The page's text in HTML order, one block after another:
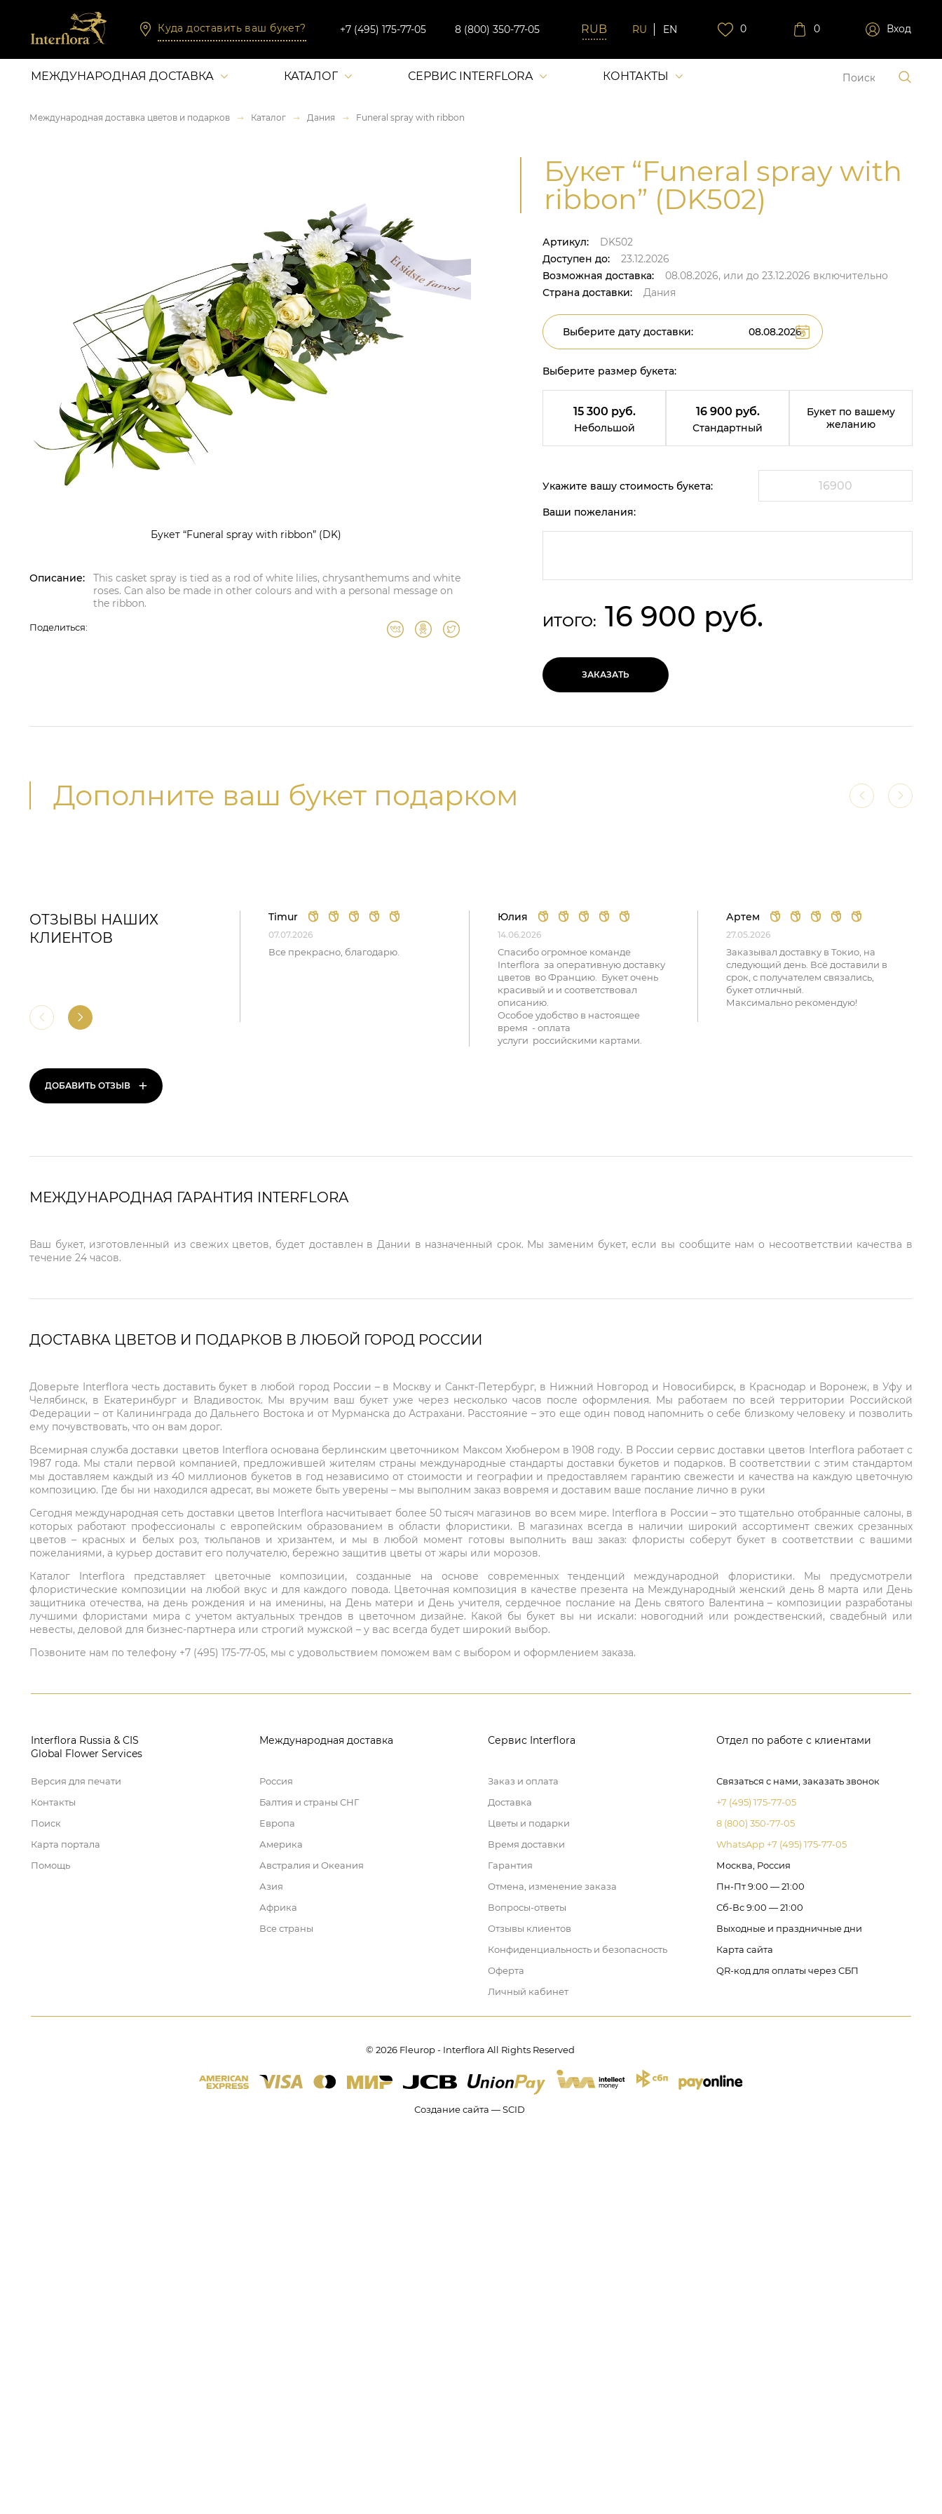
Куда доставить ваш букет? +7 (495) 175-77-05 8 (800) 350-77-05 RU EN 0 0 Вход
МЕЖДУНАРОДНАЯ ДОСТАВКА КАТАЛОГ СЕРВИС INTERFLORA КОНТАКТЫ
Международная доставка цветов и подарков Каталог Дания Funeral spray with ribbon
Букет “Funeral spray with ribbon” (DK)
Описание:
This casket spray is tied as a rod of white lilies, chrysanthemums and white
roses. Can also be made in other colours and with a personal message on
the ribbon.
Поделиться:
Букет “Funeral spray with
ribbon” (DK502)
Артикул:
DK502
Доступен до:
23.12.2026
Возможная доставка:
08.08.2026, или до 23.12.2026 включительно
Страна доставки:
Дания
Выберите дату доставки:
Выберите размер букета:
15 300 руб.
Небольшой
16 900 руб.
Стандартный
Букет по вашему
желанию
Укажите вашу стоимость букета:
Ваши пожелания:
ИТОГО: 16 900 руб.
ЗАКАЗАТЬ
Дополните ваш букет подарком
ОТЗЫВЫ НАШИХ
КЛИЕНТОВ
ДОБАВИТЬ ОТЗЫВ +
Timur
07.07.2026
Все прекрасно, благодарю.
Юлия
14.06.2026
Спасибо огромное команде
Interflora за оперативную доставку
цветов во Францию. Букет очень
красивый и и соответствовал
описанию.
Особое удобство в настоящее
время - оплата
услуги российскими картами.
Артем
27.05.2026
Заказывал доставку в Токио, на
следующий день. Всё доставили в
срок, с получателем связались,
букет отличный.
Максимально рекомендую!
МЕЖДУНАРОДНАЯ ГАРАНТИЯ INTERFLORA
Ваш букет, изготовленный из свежих цветов, будет доставлен в Дании в назначенный срок. Мы заменим букет, если вы сообщите нам о несоответствии качества в
течение 24 часов.
ДОСТАВКА ЦВЕТОВ И ПОДАРКОВ В ЛЮБОЙ ГОРОД РОССИИ
Доверьте Interflora честь доставить букет в любой город России – в Москву и Санкт-Петербург, в Нижний Новгород и Новосибирск, в Краснодар и Воронеж, в Уфу и
Челябинск, в Екатеринбург и Владивосток. Мы вручим ваш букет уже через несколько часов после оформления. Мы работаем по всей территории Российской
Федерации – от Калининграда до Дальнего Востока и от Мурманска до Астрахани. Расстояние – это еще один повод напомнить о себе близкому человеку и позволить
ему почувствовать, что он вам дорог.
Всемирная служба доставки цветов Interflora основана берлинским цветочником Максом Хюбнером в 1908 году. В России сервис доставки цветов Interflora работает с
1987 года. Мы стали первой компанией, предложившей жителям страны международные стандарты доставки букетов и подарков. В соответствии с этим стандартом
мы доставляем каждый из 40 миллионов букетов в год независимо от стоимости и географии и предоставляем гарантию свежести и качества на каждую цветочную
композицию. Где бы ни находился адресат, вы можете быть уверены – мы выполним заказ вовремя и доставим ваше послание лично в руки
Сегодня международная сеть доставки цветов Interflora насчитывает более 50 тысяч магазинов во всем мире. Interflora в России – это тщательно отобранные салоны, в
которых работают профессионалы с европейским образованием в области флористики. В магазинах всегда в наличии широкий ассортимент свежих срезанных
цветов – красных и белых роз, тюльпанов и хризантем, и мы в любой момент готовы выполнить ваш заказ: флористы соберут букет в соответствии с вашими
пожеланиями, а курьер доставит его получателю, бережно защитив цветы от жары или морозов.
Каталог Interflora представляет цветочные композиции, созданные на основе современных тенденций международной флористики. Мы предусмотрели
флористические композиции на любой вкус и для каждого повода. Цветочная композиция в качестве презента на Международный женский день 8 марта или День
защитника отечества, на день рождения и на именины, на День матери и День учителя, сердечное послание на День святого Валентина – композиции разработаны
лучшими флористами мира с учетом актуальных трендов в цветочном дизайне. Какой бы букет вы ни искали: новогодний или рождественский, свадебный или
невесты, деловой для бизнес-партнера или строгий мужской – у вас всегда будет широкий выбор.
Позвоните нам по телефону +7 (495) 175-77-05, мы с удовольствием поможем вам с выбором и оформлением заказа.
Interflora Russia & CIS
Global Flower Services
Версия для печати
Контакты
Поиск
Карта портала
Помощь
Международная доставка
Россия
Балтия и страны СНГ
Европа
Америка
Австралия и Океания
Азия
Африка
Все страны
Сервис Interflora
Заказ и оплата
Доставка
Цветы и подарки
Время доставки
Гарантия
Отмена, изменение заказа
Вопросы-ответы
Отзывы клиентов
Конфиденциальность и безопасность
Оферта
Личный кабинет
Отдел по работе с клиентами
Связаться с нами, заказать звонок
+7 (495) 175-77-05
8 (800) 350-77-05
WhatsApp +7 (495) 175-77-05
Москва, Россия
Пн-Пт 9:00 — 21:00
Сб-Вс 9:00 — 21:00
Выходные и праздничные дни
Карта сайта
QR-код для оплаты через СБП
© 2026 Fleurop - Interflora All Rights Reserved
Создание сайта — SCID